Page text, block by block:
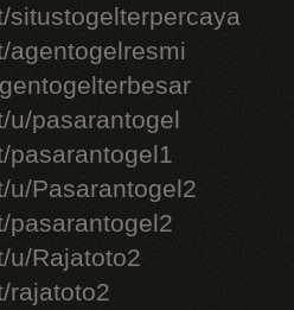
situstogelterpercaya
agentogelresmi
u/pasarantogel
pasarantogel1
u/Pasarantogel2
pasarantogel2
u/Rajatoto2
rajatoto2